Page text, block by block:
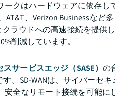
ークはハードウェアに依存
、Verizon Businessな
ラウドへの高速接続を提供
削減しています。
サービスエッジ（SASE） の
。SD-WANは、サイバーセ
安全なリモート接続を可能